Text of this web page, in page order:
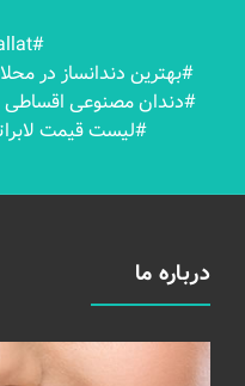
#dandanmahallat
#بهترين دندانساز در
#دندان مصنوعی اقساطی
#لیست قیمت
درباره ما